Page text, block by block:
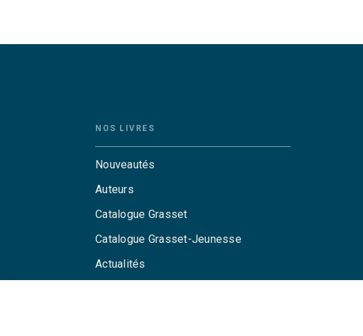
NOS LIVRES
Nouveautés
Auteurs
Catalogue Grasset
Catalogue Grasset-Jeunesse
Actualités